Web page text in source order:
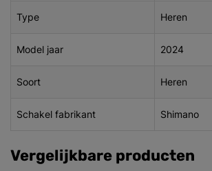
Type Heren
Model jaar 2024
Soort Heren
Schakel fabrikant Shimano
Vergelijkbare producten